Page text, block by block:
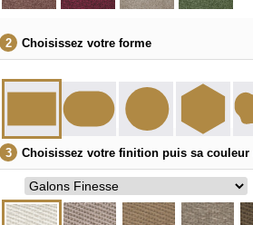
Choisissez votre forme
Choisissez votre finition puis sa couleur